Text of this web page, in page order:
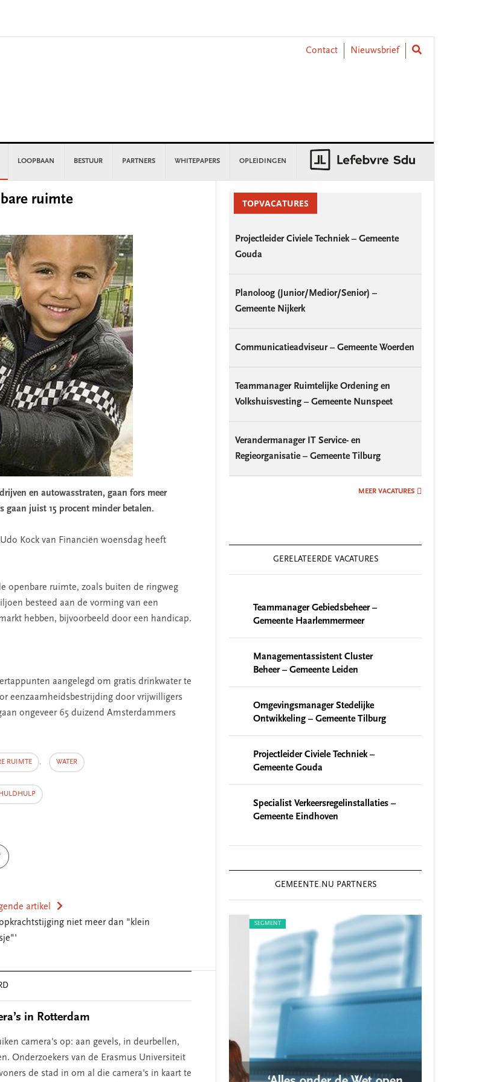
Contact
Nieuwsbrief
LOOPBAAN BESTUUR PARTNERS WHITEPAPERS OPLEIDINGEN
ruimte
en autowasstraten, gaan fors meer
gaan juist 15 procent minder betalen.
Kock van Financiën woensdag heeft
openbare ruimte, zoals buiten de ringweg
besteed aan de vorming van een
hebben, bijvoorbeeld door een handicap.
aangelegd om gratis drinkwater te
eenzaamheidsbestrijding door vrijwilligers
ongeveer 65 duizend Amsterdammers
RUIMTE , WATER
artikel
niet meer dan "klein
in Rotterdam
camera's op: aan gevels, in deurbellen,
Onderzoekers van de Erasmus Universiteit
de stad in om al die camera's in kaart te
SidebarTOPVACATURES
Projectleider Civiele Techniek – Gemeente
Gouda
Planoloog (Junior/Medior/Senior) –
Gemeente Nijkerk
Communicatieadviseur – Gemeente Woerden
Teammanager Ruimtelijke Ordening en
Volkshuisvesting – Gemeente Nunspeet
Verandermanager IT Service- en
Regieorganisatie – Gemeente Tilburg
MEER VACATURES
GERELATEERDE VACATURES
Teammanager Gebiedsbeheer –
Gemeente Haarlemmermeer
Managementassistent Cluster
Beheer – Gemeente Leiden
Omgevingsmanager Stedelijke
Ontwikkeling – Gemeente Tilburg
Projectleider Civiele Techniek –
Gemeente Gouda
Specialist Verkeersregelinstallaties –
Gemeente Eindhoven
GEMEENTE.NU PARTNERS
SEGMENT SEGMENT